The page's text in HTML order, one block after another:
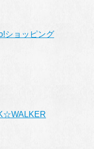
ショッピング